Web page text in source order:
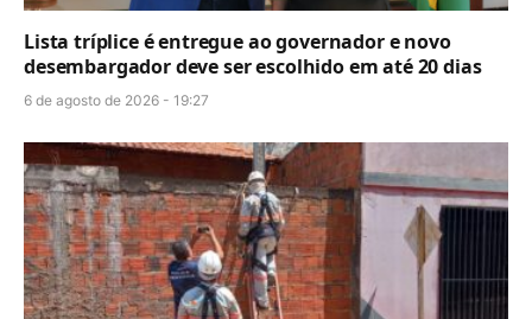
Lista tríplice é entregue ao governador e novo
desembargador deve ser escolhido em até 20 dias
6 de agosto de 2026 - 19:27